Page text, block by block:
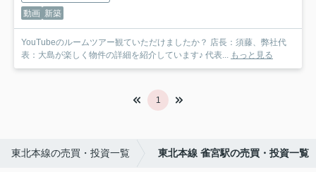
動画 新築
YouTubeのルームツアー観ていただけましたか？ 店長：須藤、弊社代
表：大島が楽しく物件の詳細を紹介しています♪ 代表... もっと見る
1
東北本線の売買・投資一覧 東北本線 雀宮駅の売買・投資一覧